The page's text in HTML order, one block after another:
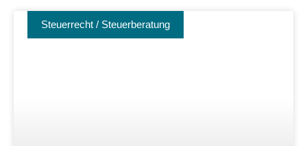
Steuerrecht / Steuerberatung